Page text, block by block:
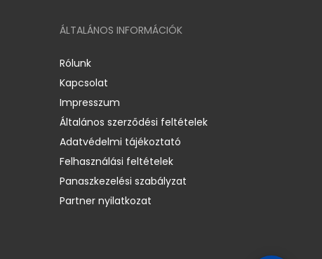
ÁLTALÁNOS INFORMÁCIÓK
Rólunk
Kapcsolat
Impresszum
Általános szerződési feltételek
Adatvédelmi tájékoztató
Felhasználási feltételek
Panaszkezelési szabályzat
Partner nyilatkozat